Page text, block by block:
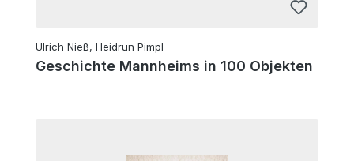
Ulrich Nieß, Heidrun Pimpl
Geschichte Mannheims in 100 Objekten